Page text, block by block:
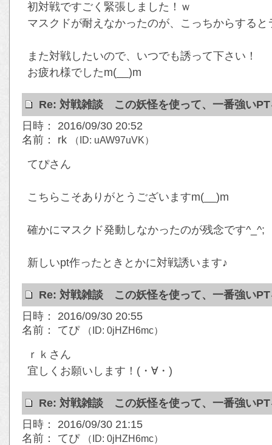
初対戦ですごく緊張しました！ｗ
マスクドが耐えなかったのが、こっちからすると
また対戦したいので、いつでも誘って下さい！
お疲れ様でしたm(__)m
Re: 対戦雑談 この妖怪を使って、一番強い
日時： 2016/09/30 20:52
名前： rk
（ID: uAW97uVK）
てぴさん
こちらこそありがとうございますm(__)m
確かにマスクド発動しなかったのが残念です^_^;
新しいpt作ったときとかに対戦誘います♪
Re: 対戦雑談 この妖怪を使って、一番強い
日時： 2016/09/30 20:55
名前： てぴ
（ID: 0jHZH6mc）
ｒｋさん
宜しくお願いします！(・∀・)
Re: 対戦雑談 この妖怪を使って、一番強い
日時： 2016/09/30 21:15
名前： てぴ
（ID: 0jHZH6mc）